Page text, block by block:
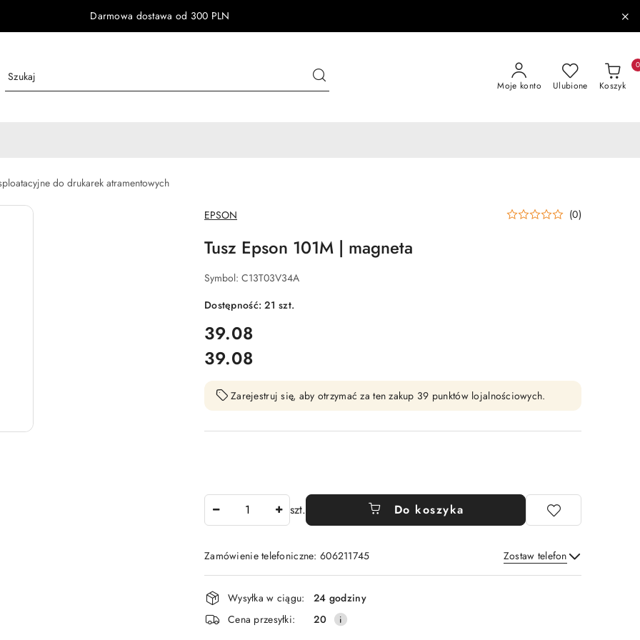
Darmowa dostawa od 300 PLN
Moje konto Ulubione Koszyk
0
do drukarek atramentowych
NAZWA
PRODUCENTA:
EPSON (0)
Tusz Epson 101M | magneta
Symbol: C13T03V34A
Dostępność:21szt.
cena:
39.08
Cena:
39.08
Zarejestruj się, aby otrzymać za ten zakup 39 punktów lojalnościowych.
szt. Do koszyka
Zamówienie telefoniczne: 606211745 Zostaw telefon
Wyślij
Dostępność
i
dostawa
Wysyłka w ciągu:
24 godziny
Cena przesyłki:
20